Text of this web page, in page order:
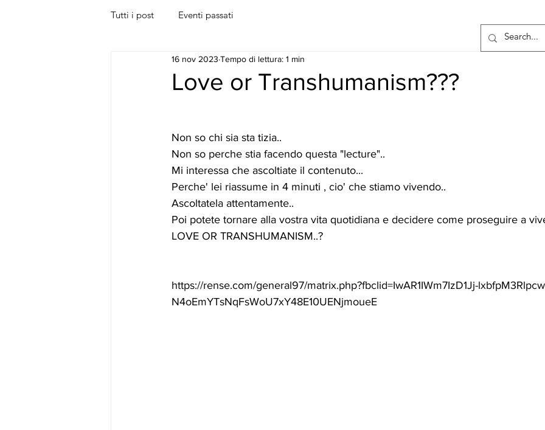
Tutti i post Eventi passati
Love or Transhumanism???
16 nov 2023 Tempo di lettura: 1 min
Non so chi sia sta tizia..
Non so perche stia facendo questa "lecture"..
Mi interessa che ascoltiate il contenuto...
Perche' lei riassume in 4 minuti , cio' che stiamo vivendo..
Ascoltatela attentamente..
Poi potete tornare alla vostra vita quotidiana e decidere come proseguire a
LOVE OR TRANSHUMANISM..?
https://rense.com/general97/matrix.php?fbclid=IwAR1IWm7IzD1Jj-
N4oEmYTsNqFsWoU7xY48E10UENjmoueE